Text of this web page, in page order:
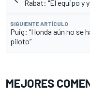
Rabat: "El equipo y
SIGUIENTE ARTÍCULO
Puig: “Honda aún no se
piloto”
MEJORES